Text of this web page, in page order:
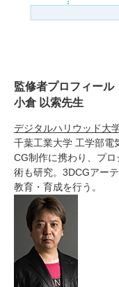
監修者プロフィール
小倉 以索先生
デジタルハリウッド大
千葉工業大学 工学部電
CG制作に携わり、プ
術も研究。3DCGアー
教育・育成を行う。